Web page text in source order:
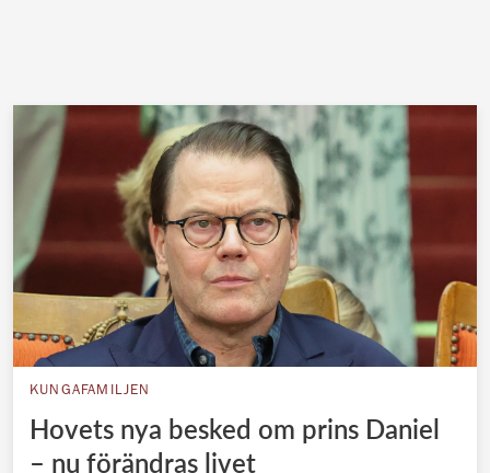
KUNGAFAMILJEN
Hovets nya besked om prins Daniel
– nu förändras livet